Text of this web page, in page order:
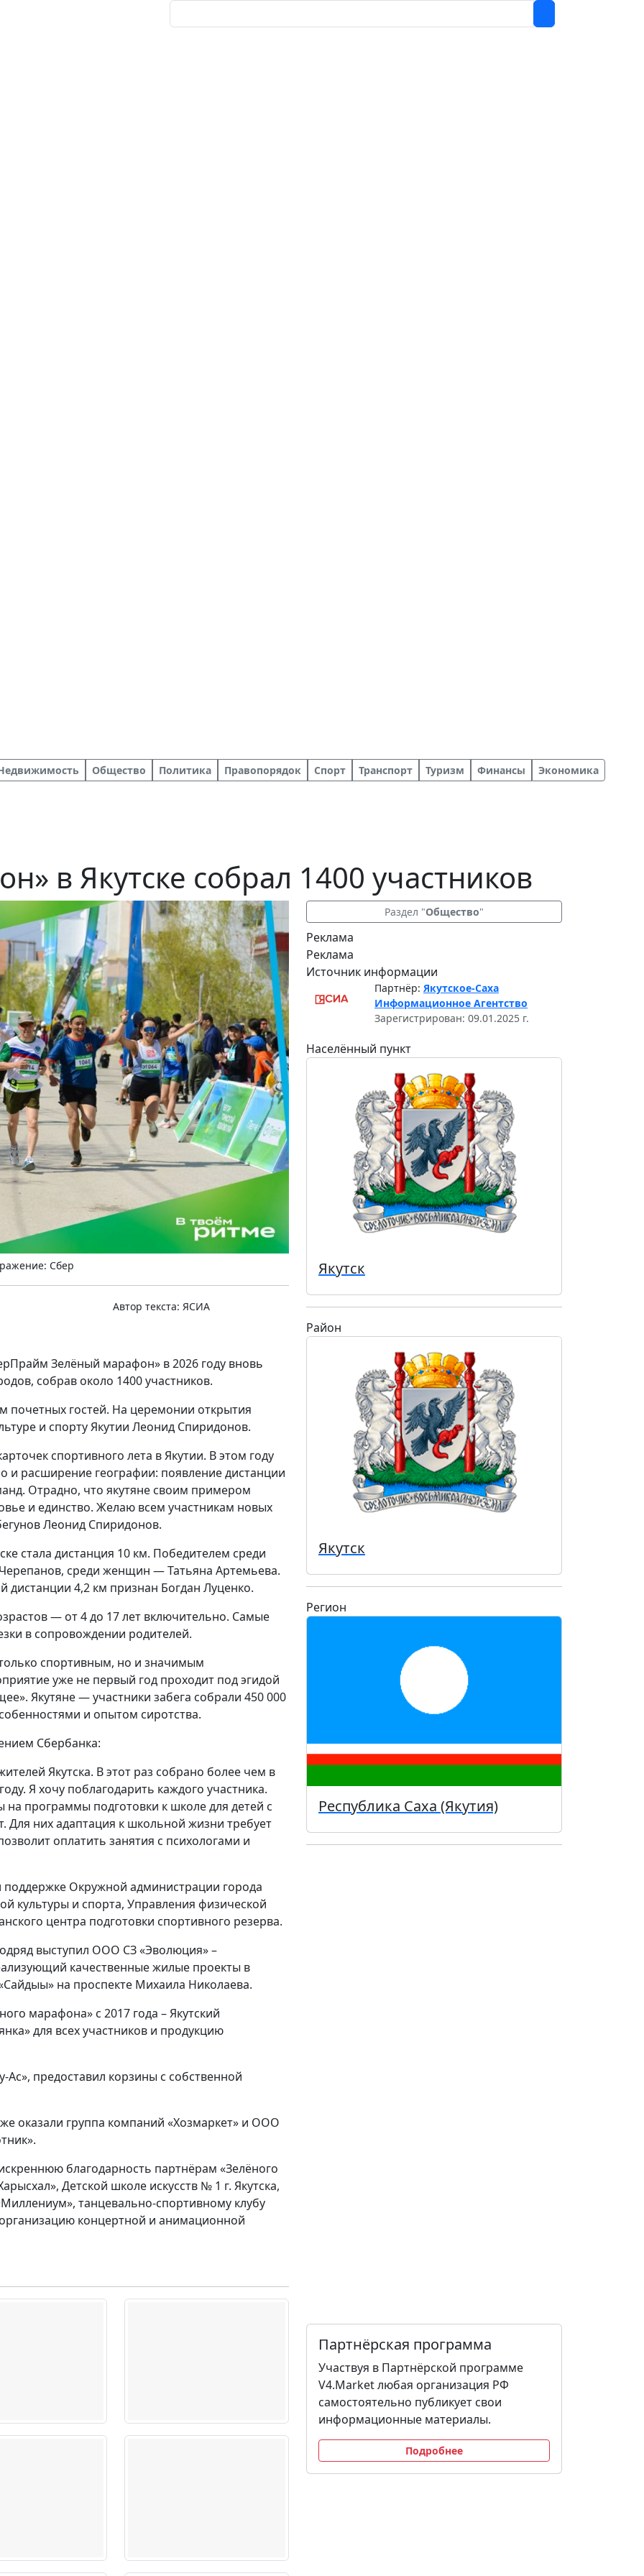
Общество Политика Правопорядок Спорт Транспорт Туризм Финансы Экономика
в Якутске собрал 1400 участников
Сбер
Автор текста: ЯСИА
Зелёный марафон» в 2026 году вновь
собрав около 1400 участников.
почетных гостей. На церемонии открытия
и спорту Якутии Леонид Спиридонов.
спортивного лета в Якутии. В этом году
и расширение географии: появление дистанции
Отрадно, что якутяне своим примером
и единство. Желаю всем участникам новых
Леонид Спиридонов.
стала дистанция 10 км. Победителем среди
среди женщин — Татьяна Артемьева.
4,2 км признан Богдан Луценко.
— от 4 до 17 лет включительно. Самые
в сопровождении родителей.
спортивным, но и значимым
уже не первый год проходит под эгидой
Якутяне — участники забега собрали 450 000
и опытом сиротства.
Сбербанка:
Якутска. В этот раз собрано более чем в
Я хочу поблагодарить каждого участника.
на программы подготовки к школе для детей с
них адаптация к школьной жизни требует
оплатить занятия с психологами и
Окружной администрации города
культуры и спорта, Управления физической
центра подготовки спортивного резерва.
выступил ООО СЗ «Эволюция» –
качественные жилые проекты в
на проспекте Михаила Николаева.
марафона» с 2017 года – Якутский
для всех участников и продукцию
предоставил корзины с собственной
оказали группа компаний «Хозмаркет» и ООО
благодарность партнёрам «Зелёного
Детской школе искусств № 1 г. Якутска,
танцевально-спортивному клубу
концертной и анимационной
Раздел "Общество"
Реклама
Реклама
Источник информации
Партнёр: Якутское-Саха
Информационное Агентство
Зарегистрирован: 09.01.2025 г.
Населённый пункт
Якутск
Район
Якутск
Регион
Республика Саха (Якутия)
Партнёрская программа
Участвуя в Партнёрской программе
V4.Market любая организация РФ
самостоятельно публикует свои
информационные материалы.
Подробнее